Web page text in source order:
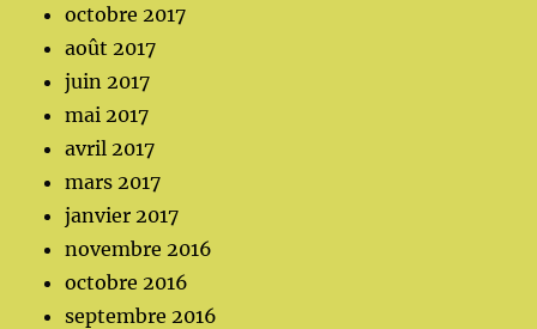
octobre 2017
août 2017
juin 2017
mai 2017
avril 2017
mars 2017
janvier 2017
novembre 2016
octobre 2016
septembre 2016